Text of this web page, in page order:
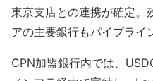
東京支店との連携が確定。
アの主要銀行もパイプライ
CPN加盟銀行内では、